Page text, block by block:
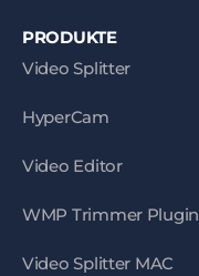
PRODUKTE
Video Splitter
HyperCam
Video Editor
WMP Trimmer Plugin
Video Splitter MAC